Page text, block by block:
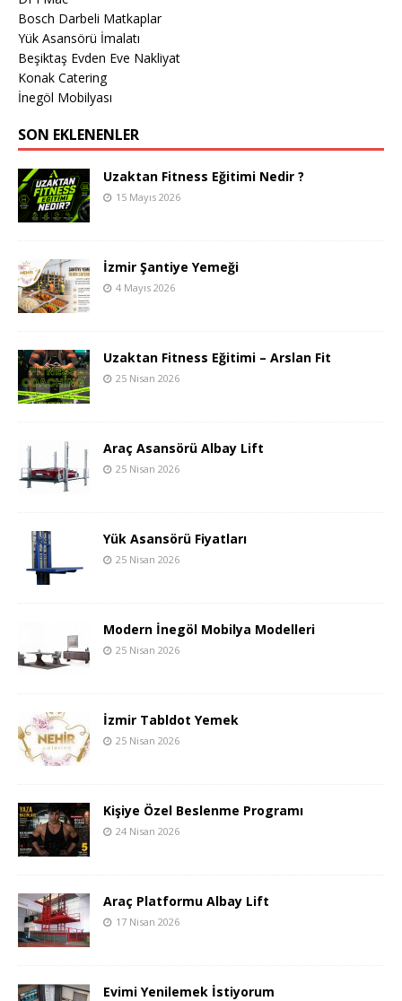
Bosch Darbeli Matkaplar
Yük Asansörü İmalatı
Beşiktaş Evden Eve Nakliyat
Konak Catering
İnegöl Mobilyası
SON EKLENENLER
Uzaktan Fitness Eğitimi Nedir ?
15 Mayıs 2026
İzmir Şantiye Yemeği
4 Mayıs 2026
Uzaktan Fitness Eğitimi – Arslan Fit
25 Nisan 2026
Araç Asansörü Albay Lift
25 Nisan 2026
Yük Asansörü Fiyatları
25 Nisan 2026
Modern İnegöl Mobilya Modelleri
25 Nisan 2026
İzmir Tabldot Yemek
25 Nisan 2026
Kişiye Özel Beslenme Programı
24 Nisan 2026
Araç Platformu Albay Lift
17 Nisan 2026
Evimi Yenilemek İstiyorum